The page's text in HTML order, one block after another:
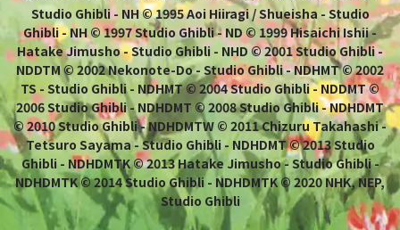
Studio Ghibli - NH © 1995 Aoi Hiiragi / Shueisha - Studio
Ghibli - NH © 1997 Studio Ghibli - ND © 1999 Hisaichi Ishii -
Hatake Jimusho - Studio Ghibli - NHD © 2001 Studio Ghibli -
NDDTM © 2002 Nekonote-Do - Studio Ghibli - NDHMT © 2002
TS - Studio Ghibli - NDHMT © 2004 Studio Ghibli - NDDMT ©
2006 Studio Ghibli - NDHDMT © 2008 Studio Ghibli - NDHDMT
© 2010 Studio Ghibli - NDHDMTW © 2011 Chizuru Takahashi -
Tetsuro Sayama - Studio Ghibli - NDHDMT © 2013 Studio
Ghibli - NDHDMTK © 2013 Hatake Jimusho - Studio Ghibli -
NDHDMTK © 2014 Studio Ghibli - NDHDMTK © 2020 NHK, NEP,
Studio Ghibli